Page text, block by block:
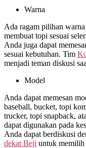
Warna
Ada ragam pilihan
membuat topi sesuai
Anda juga dapat
sesuai kebutuhan. Tim
menjadi teman diskusi
Model
Anda dapat memesan
baseball, bucket, topi
trucker, topi snapback,
dapat digunakan pada
Anda dapat berdiskusi
dekat Beji untuk memilih